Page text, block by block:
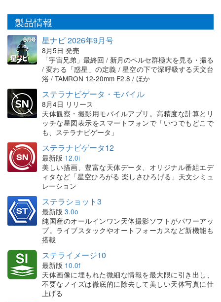
製品情報
星ナビ 2026年9月号
8月5日 発売
「宇宙兄弟」最終回 / 新月のペルセ群極大を見る・撮る
/ 変わる「惑星」の定義 / 星空の下で深呼吸する天文台
浴 / TAMRON 12-20mm F2.8 / ほか
ステラナビゲータ・モバイル
8月4日 リリース
天体観察・撮影用モバイルアプリ。高精度な計算とリ
ッチな星図表示をスマートフォンで「いつでもどこで
も、ステラナビゲータ」
ステラナビゲータ12
最新版 12.0i
美しい描画、豊富な天体データ、オリジナル番組エデ
ィタなど「星空ひろがる 楽しさひろげる」天文シミュ
レーション
ステラショット3
最新版 3.0o
純国産のオールインワン天体撮影ソフトがパワーアッ
プ。ライブスタックやオートフォーカスなど新機能も
搭載
ステライメージ10
最新版 10.0f
天体画像に埋もれた微細な情報を最大限に引き出し、
不要なノイズは徹底的に除去して美しい天体写真に仕
上げる